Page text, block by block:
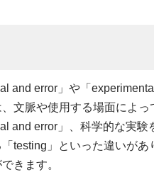
and error」や「
文脈や使用する場面によ
and error」、科学的な実
testing」といった違いが
きます。